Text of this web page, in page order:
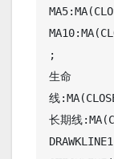
;
生命
线
长期线